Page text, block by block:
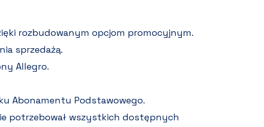
rozbudowanym opcjom promocyjnym.
sprzedażą.
Allegro.
Abonamentu Podstawowego.
potrzebował wszystkich dostępnych